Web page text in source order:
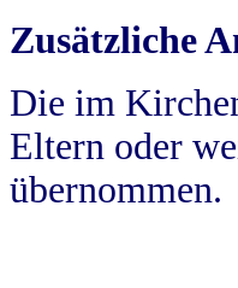
Zusätzliche
Die im
Eltern oder
übernommen.